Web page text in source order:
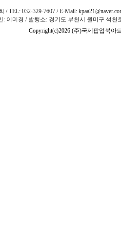
TEL: 032-329-7607 / E-Mail:
: 이미경 / 발행소: 경기도 부천시 원미구 석천
Copyright(c)2026 (주)국제팝업북아